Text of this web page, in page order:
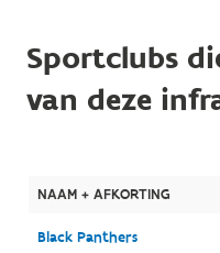
Sportclubs
van deze
NAAM + AFKORTING
Black Panthers